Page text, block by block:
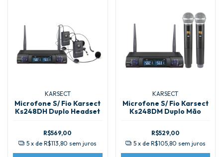
KARSECT
Microfone S/ Fio Karsect
Ks248DH Duplo Headset
R$569,00
5 x deR$113,80 sem juros
KARSECT
Microfone S/ Fio Karsect
Ks248DM Duplo Mão
R$529,00
5 x de R$105,80 sem juros